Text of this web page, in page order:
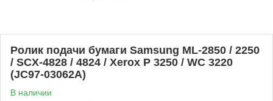
Ролик подачи бумаги Samsung ML-2850 / 2250
/ SCX-4828 / 4824 / Xerox P 3250 / WC 3220
(JC97-03062A)
В наличии